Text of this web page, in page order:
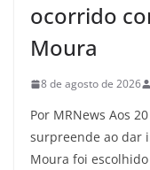
ocorrido
Moura
8 de agosto de 2026
Por MRNews Aos
surpreende ao dar
Moura foi escolhido